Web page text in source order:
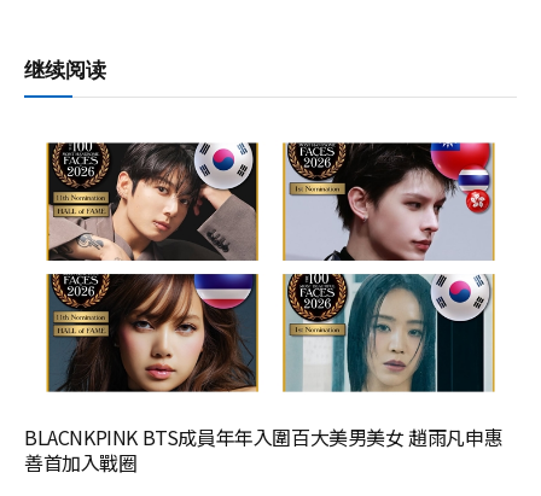
继续阅读
BLACNKPINK BTS成員年年入圍百大美男美女 趙雨凡申惠
善首加入戰圈